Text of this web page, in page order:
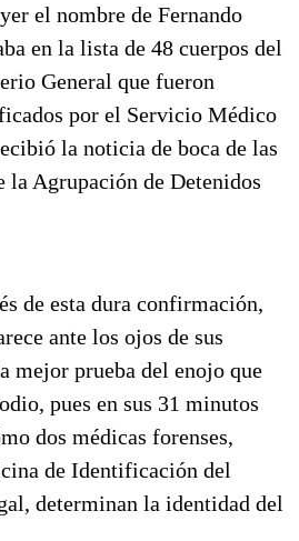
el nombre de Fernando
en la lista de 48 cuerpos del
General que fueron
por el Servicio Médico
la noticia de boca de las
la Agrupación de Detenidos
de esta dura confirmación,
ante los ojos de sus
mejor prueba del enojo que
pues en sus 31 minutos
dos médicas forenses,
de Identificación del
determinan la identidad del